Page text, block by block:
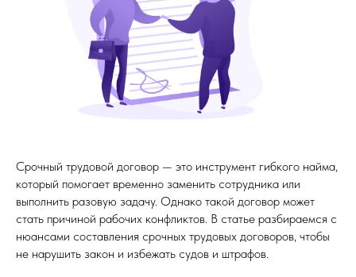
Срочный трудовой договор — это инструмент гибкого найма,
который помогает временно заменить сотрудника или
выполнить разовую задачу. Однако такой договор может
стать причиной рабочих конфликтов. В статье разбираемся с
нюансами составления срочных трудовых договоров, чтобы
не нарушить закон и избежать судов и штрафов.